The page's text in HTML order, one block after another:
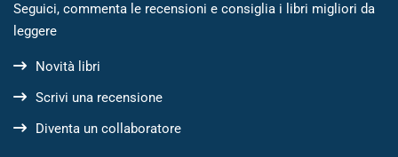
Seguici, commenta le recensioni e consiglia i libri migliori da
leggere
Novità libri
Scrivi una recensione
Diventa un collaboratore